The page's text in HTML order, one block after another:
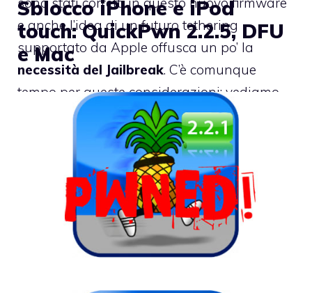
e anche l’idea di un futuro tethering
supportato da Apple offusca un po’ la
necessità del Jailbreak. C’è comunque
tempo per queste considerazioni: vediamo
ora cosa ha scritto ilDevTeam.
Sblocco iPhone e iPod
touch: QuickPwn 2.2.5, DFU
e Mac